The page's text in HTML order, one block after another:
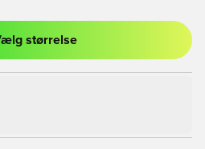
ind eller tilmelde dig som medlem
størrelse